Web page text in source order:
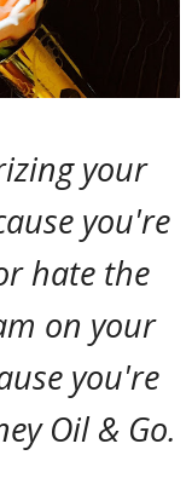
your
you're
hate the
on your
you're
Oil & Go.